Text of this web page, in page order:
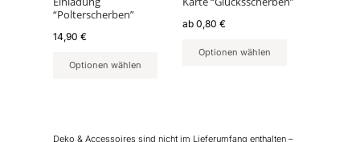
“Polterscherben”
14,90 €
Optionen wählen
ab0,80€
Optionen wählen
auf
der
gewählt
Deko & Accessoires sind nicht im Lieferumfang enthalten –